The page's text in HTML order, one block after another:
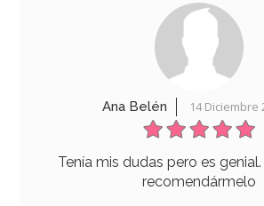
Molde Bundt Cake Heritage Dorado
54,95€
Ana Belén 14 Diciembre
Tenía mis dudas pero es
recomendármelo